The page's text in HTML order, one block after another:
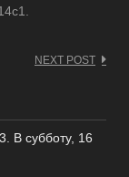
NEXT POST
В субботу, 16